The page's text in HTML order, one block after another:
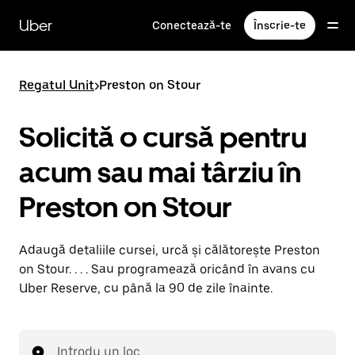
direct
conținutul
principal
Uber Conectează-te Înscrie-te
Regatul Unit>Preston on Stour
Solicită o cursă pentru
acum sau mai târziu în
Preston on Stour
Adaugă detaliile cursei, urcă și călătorește Preston
on Stour. . . . Sau programează oricând în avans cu
Uber Reserve, cu până la 90 de zile înainte.
Introdu un loc